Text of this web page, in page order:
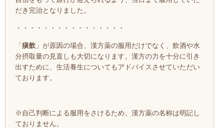
だき完治となりました。
・・・・・・・・・・・・・・・・
「痰飲 」が原因の場合、漢方薬の服用だけでなく、飲酒や水
分摂取量の見直しも大切になります。漢方の力を十分に引き
出すために、生活養生についてもアドバイスさせていただい
ております。
※自己判断による服用をさけるため、漢方薬の名称は明記し
ておりません。